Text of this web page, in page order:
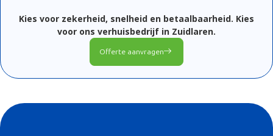
Kies voor zekerheid, snelheid en betaalbaarheid. Kies
voor ons verhuisbedrijf in Zuidlaren.
Offerte aanvragen